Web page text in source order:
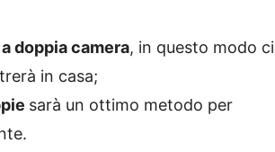
doppia camera, in questo modo ci
in casa;
sarà un ottimo metodo per